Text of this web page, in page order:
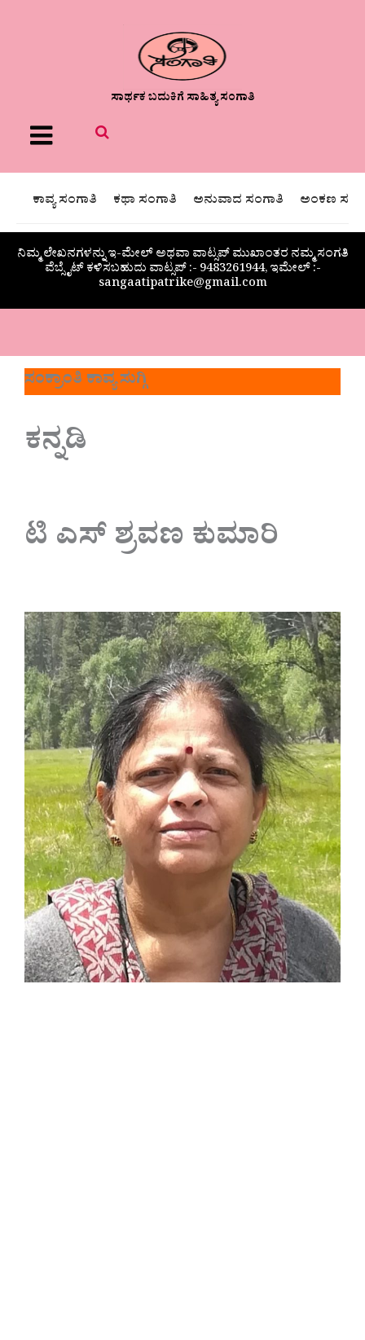
ಸಾರ್ಥಕ ಬದುಕಿಗೆ ಸಾಹಿತ್ಯ ಸಂಗಾತಿ
Menu
ಕಾವ್ಯ ಸಂಗಾತಿ ಕಥಾ ಸಂಗಾತಿ ಅನುವಾದ ಸಂಗಾತಿ ಅಂಕಣ
ನಿಮ್ಮ ಲೇಖನಗಳನ್ನು ಇ-ಮೇಲ್ ಅಥವಾ ವಾಟ್ಸಪ್ ಮುಖಾಂತರ ನಮ್ಮ ಸಂಗತಿ
ವೆಬ್ಸೈಟ್ ಕಳಿಸಬಹುದು ವಾಟ್ಸಪ್‌ :- 9483261944, ಇಮೇಲ್ :-
sangaatipatrike@gmail.com
ಸಂಕ್ರಾಂತಿ ಕಾವ್ಯ ಸುಗ್ಗಿ
ಕನ್ನಡಿ
ಟಿ ಎಸ್ ಶ್ರವಣ ಕುಮಾರಿ